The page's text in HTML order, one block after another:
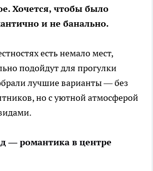
Хочется, чтобы было
и не банально.
есть немало мест,
подойдут для прогулки
лучшие варианты — без
но с уютной атмосферой
— романтика в центре